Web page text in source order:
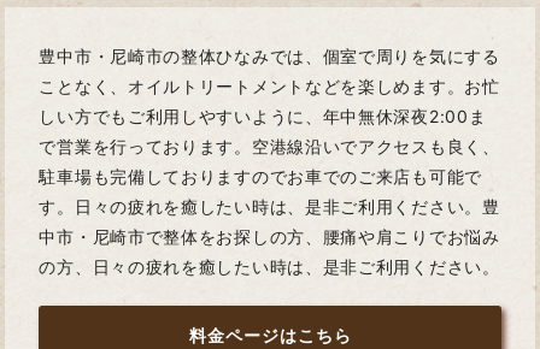
豊中市・尼崎市の整体ひなみでは、個室で周りを気にする
ことなく、オイルトリートメントなどを楽しめます。お忙
しい方でもご利用しやすいように、年中無休深夜2:00ま
で営業を行っております。空港線沿いでアクセスも良く、
駐車場も完備しておりますのでお車でのご来店も可能で
す。日々の疲れを癒したい時は、是非ご利用ください。豊
中市・尼崎市で整体をお探しの方、腰痛や肩こりでお悩み
の方、日々の疲れを癒したい時は、是非ご利用ください。
料金ページはこちら